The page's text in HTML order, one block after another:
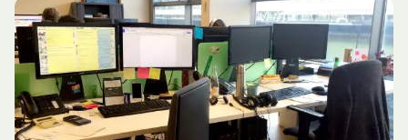
Idioma: ES CA EU